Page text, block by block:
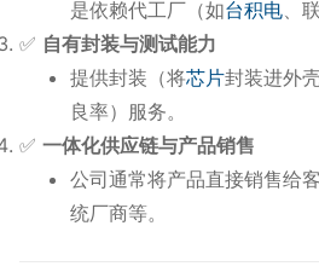
是依赖代工厂（如台积电、
✅ 自有封装与测试能力
提供封装（将芯片封装进外
良率）服务。
✅ 一体化供应链与产品销售
公司通常将产品直接销售给
统厂商等。